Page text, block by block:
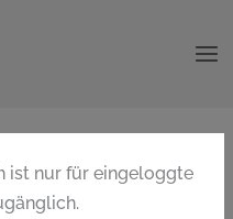
ist nur für eingeloggte